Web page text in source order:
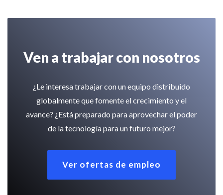
Ven a trabajar con nosotros
¿Le interesa trabajar con un equipo distribuido
globalmente que fomente el crecimiento y el
avance? ¿Está preparado para aprovechar el poder
de la tecnología para un futuro mejor?
Ver ofertas de empleo